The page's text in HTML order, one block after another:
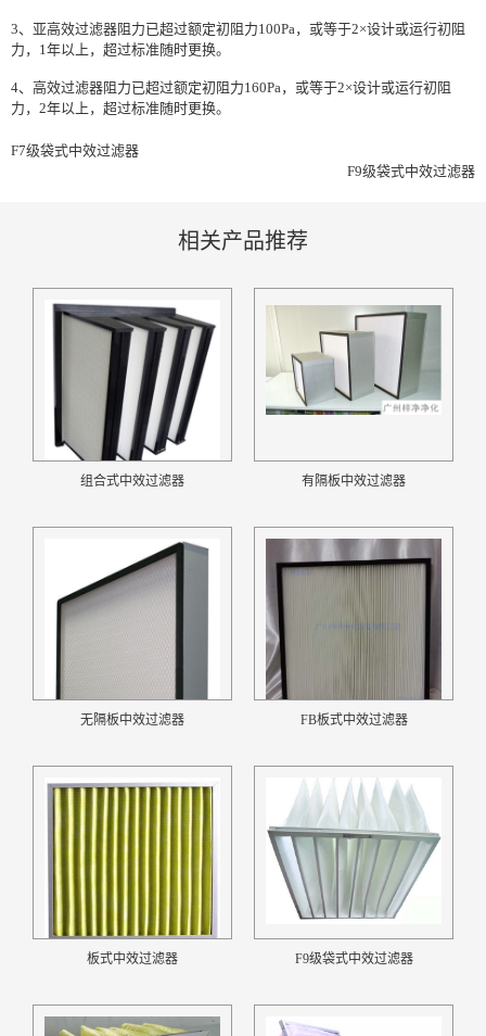
3、亚高效过滤器阻力已超过额定初阻力100Pa，或等于2×设计或运行初阻
力，1年以上，超过标准随时更换。
4、高效过滤器阻力已超过额定初阻力160Pa，或等于2×设计或运行初阻
力，2年以上，超过标准随时更换。
F7级袋式中效过滤器
F9级袋式中效过滤器
相关产品推荐
组合式中效过滤器 有隔板中效过滤器
无隔板中效过滤器 FB板式中效过滤器
板式中效过滤器 F9级袋式中效过滤器